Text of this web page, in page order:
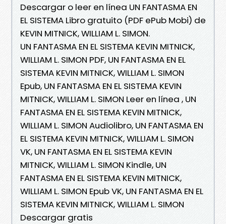
Descargar o leer en línea UN FANTASMA EN
EL SISTEMA Libro gratuito (PDF ePub Mobi) de
KEVIN MITNICK, WILLIAM L. SIMON.
UN FANTASMA EN EL SISTEMA KEVIN MITNICK,
WILLIAM L. SIMON PDF, UN FANTASMA EN EL
SISTEMA KEVIN MITNICK, WILLIAM L. SIMON
Epub, UN FANTASMA EN EL SISTEMA KEVIN
MITNICK, WILLIAM L. SIMON Leer en línea , UN
FANTASMA EN EL SISTEMA KEVIN MITNICK,
WILLIAM L. SIMON Audiolibro, UN FANTASMA EN
EL SISTEMA KEVIN MITNICK, WILLIAM L. SIMON
VK, UN FANTASMA EN EL SISTEMA KEVIN
MITNICK, WILLIAM L. SIMON Kindle, UN
FANTASMA EN EL SISTEMA KEVIN MITNICK,
WILLIAM L. SIMON Epub VK, UN FANTASMA EN EL
SISTEMA KEVIN MITNICK, WILLIAM L. SIMON
Descargar gratis